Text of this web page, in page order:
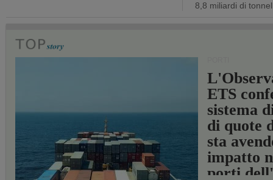
8,8 miliardi di
ETS
sistema
di quote
sta
impatto
porti